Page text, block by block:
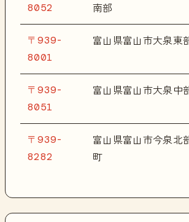
8052
南部
〒939-
8001
富山県富山市大泉東
〒939-
8051
富山県富山市大泉中
〒939-
8282
富山県富山市今泉北
町